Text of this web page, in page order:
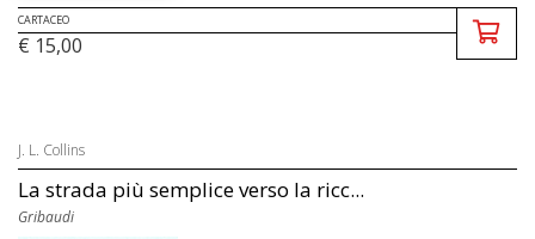
CARTACEO
€ 15,00
J. L. Collins
La strada più semplice verso la ricc...
Gribaudi